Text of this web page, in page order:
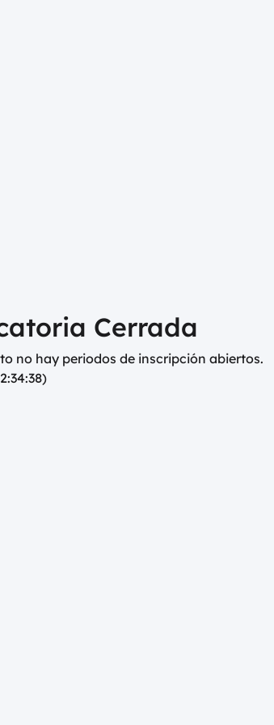
Cerrada
no hay periodos de inscripción abiertos.